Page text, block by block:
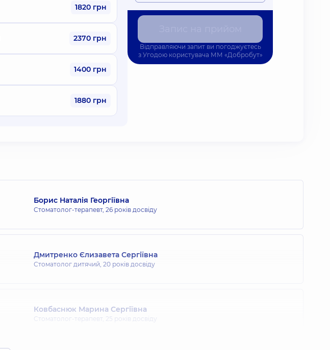
1820 грн
2370 грн
1400 грн
1880 грн
Відправляючи запит ви погоджуєтесь
з Угодою користувача ММ «Добробут»
Борис Наталія Георгіївна
Стоматолог-терапевт, 26 років досвіду
Дмитренко Єлизавета Сергіївна
Стоматолог дитячий, 20 років досвіду
Ковбаснюк Марина Сергіївна
Стоматолог-терапевт, 25 років досвіду